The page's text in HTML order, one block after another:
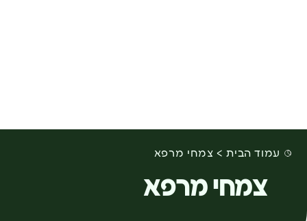
עמוד הבית צמחי מרפא
צמחי מרפא